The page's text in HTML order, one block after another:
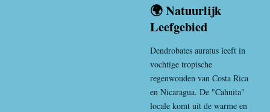
🌍 Natuurlijk
Leefgebied
Dendrobates auratus leeft in
vochtige tropische
regenwouden van Costa Rica
en Nicaragua. De "Cahuita"
locale komt uit de warme en